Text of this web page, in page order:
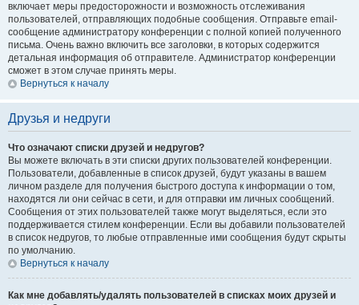
включает меры предосторожности и возможность отслеживания
пользователей, отправляющих подобные сообщения. Отправьте email-
сообщение администратору конференции с полной копией полученного
письма. Очень важно включить все заголовки, в которых содержится
детальная информация об отправителе. Администратор конференции
сможет в этом случае принять меры.
Вернуться к началу
Друзья и недруги
Что означают списки друзей и недругов?
Вы можете включать в эти списки других пользователей конференции.
Пользователи, добавленные в список друзей, будут указаны в вашем
личном разделе для получения быстрого доступа к информации о том,
находятся ли они сейчас в сети, и для отправки им личных сообщений.
Сообщения от этих пользователей также могут выделяться, если это
поддерживается стилем конференции. Если вы добавили пользователей
в список недругов, то любые отправленные ими сообщения будут скрыты
по умолчанию.
Вернуться к началу
Как мне добавлять/удалять пользователей в списках моих друзей и